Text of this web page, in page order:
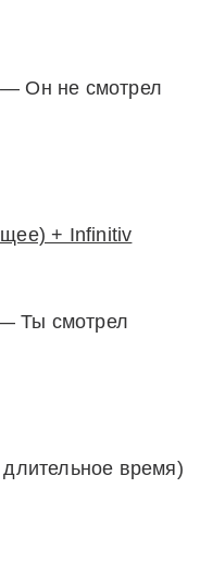
— Он не смотрел
+ Infinitiv
Ты смотрел
время)